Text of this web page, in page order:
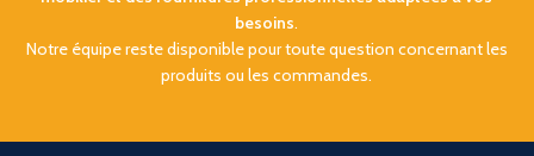
besoins.
Notre équipe reste disponible pour toute question concernant les
produits ou les commandes.